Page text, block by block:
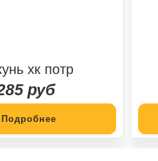
хк потр
руб
Подробнее